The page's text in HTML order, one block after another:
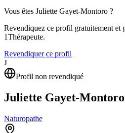
Vous êtes Juliette Gayet-Montoro ?
Revendiquez ce profil gratuitement et
1Thérapeute.
Revendiquer ce profil
J
Profil non revendiqué
Juliette Gayet-Montoro
Naturopathe